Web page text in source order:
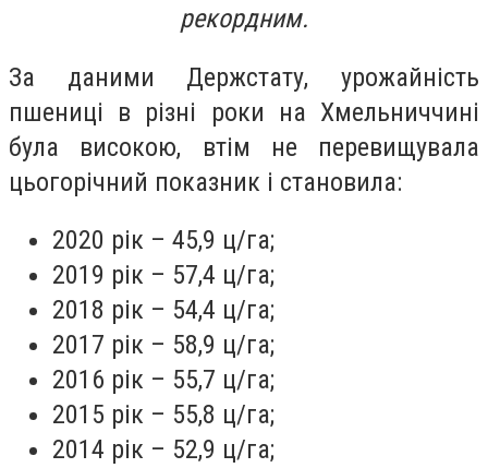
рекордним.
За даними Держстату, урожайність
пшениці в різні роки на Хмельниччині
була високою, втім не перевищувала
цьогорічний показник і становила:
2020 рік – 45,9 ц/га;
2019 рік – 57,4 ц/га;
2018 рік – 54,4 ц/га;
2017 рік – 58,9 ц/га;
2016 рік – 55,7 ц/га;
2015 рік – 55,8 ц/га;
2014 рік – 52,9 ц/га;